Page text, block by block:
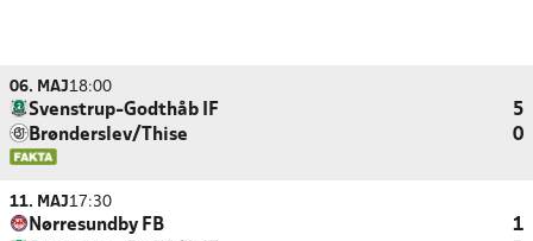
06. MAJ18:00
Svenstrup-Godthåb IF
5
Brønderslev/Thise
0
11. MAJ17:30
Nørresundby FB
1